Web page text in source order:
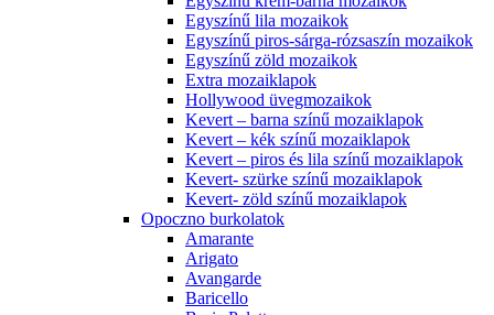
Egyszínű lila mozaikok
Egyszínű piros-sárga-rózsaszín mozaikok
Egyszínű zöld mozaikok
Extra mozaiklapok
Hollywood üvegmozaikok
Kevert – barna színű mozaiklapok
Kevert – kék színű mozaiklapok
Kevert – piros és lila színű mozaiklapok
Kevert- szürke színű mozaiklapok
Kevert- zöld színű mozaiklapok
Opoczno burkolatok
Amarante
Arigato
Avangarde
Baricello